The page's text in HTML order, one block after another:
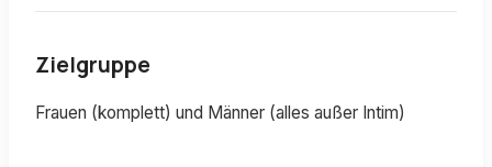
Zielgruppe
Frauen (komplett) und Männer (alles außer Intim)